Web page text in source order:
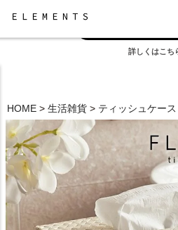
お盆の模様替えは今
詳しくはこち
HOME 生活雑貨 ティッシュケース